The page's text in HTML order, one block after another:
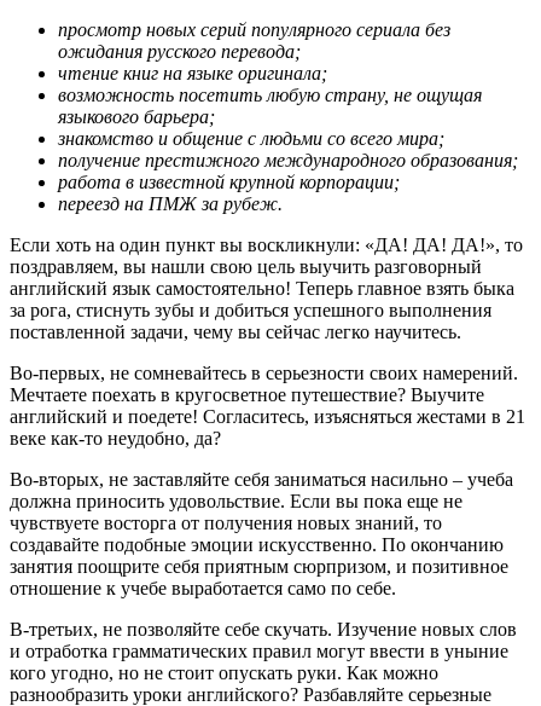
просмотр новых серий популярного сериала без
ожидания русского перевода;
чтение книг на языке оригинала;
возможность посетить любую страну, не ощущая
языкового барьера;
знакомство и общение с людьми со всего мира;
получение престижного международного образования;
работа в известной крупной корпорации;
переезд на ПМЖ за рубеж.
Если хоть на один пункт вы воскликнули: «ДА! ДА! ДА!», то
поздравляем, вы нашли свою цель выучить разговорный
английский язык самостоятельно! Теперь главное взять быка
за рога, стиснуть зубы и добиться успешного выполнения
поставленной задачи, чему вы сейчас легко научитесь.
Во-первых, не сомневайтесь в серьезности своих намерений.
Мечтаете поехать в кругосветное путешествие? Выучите
английский и поедете! Согласитесь, изъясняться жестами в 21
веке как-то неудобно, да?
Во-вторых, не заставляйте себя заниматься насильно – учеба
должна приносить удовольствие. Если вы пока еще не
чувствуете восторга от получения новых знаний, то
создавайте подобные эмоции искусственно. По окончанию
занятия поощрите себя приятным сюрпризом, и позитивное
отношение к учебе выработается само по себе.
В-третьих, не позволяйте себе скучать. Изучение новых слов
и отработка грамматических правил могут ввести в уныние
кого угодно, но не стоит опускать руки. Как можно
разнообразить уроки английского? Разбавляйте серьезные